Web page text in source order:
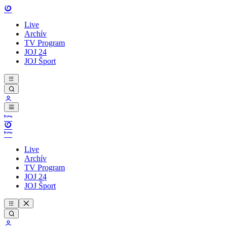
Live
Archív
TV Program
JOJ 24
JOJ Šport
Live
Archív
TV Program
JOJ 24
JOJ Šport